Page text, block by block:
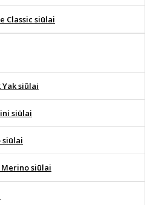
Classic siūlai
Yak siūlai
siūlai
siūlai
siūlai